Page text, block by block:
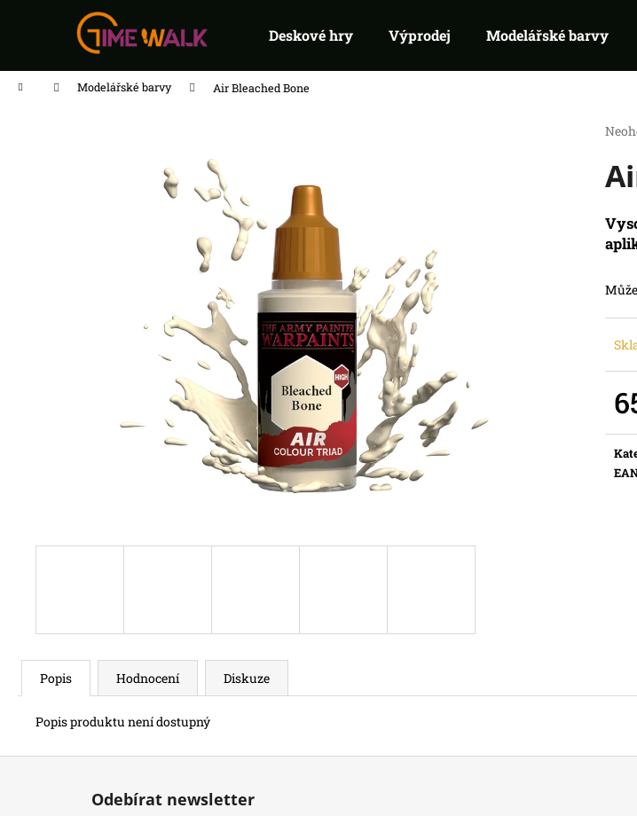
Deskové hry Výprodej Modelářské barvy
Domů Modelářské barvy Air Bleached Bone
je
z
5
Popis Hodnocení Diskuze
Popis produktu není dostupný
í
do
do
FLIP 7 PEG
RIFTBOUND: LEAGUE OF LEGENDS
TCG - UNLEASHED: BOOSTER
139 Kč
Původně:
Z
Odebírat newsletter